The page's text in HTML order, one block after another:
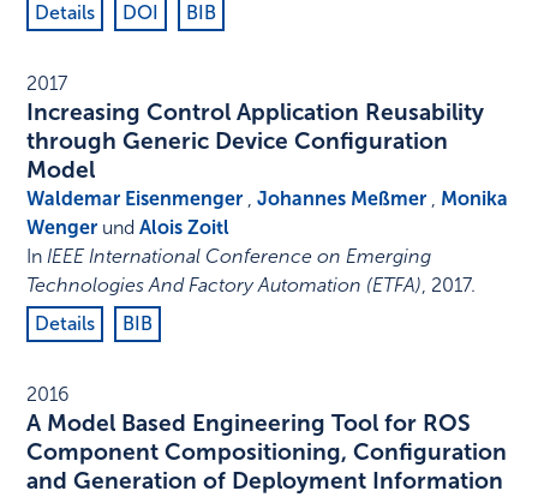
Details
DOI BIB
2017
Increasing Control Application Reusability
through Generic Device Configuration
Model
Waldemar Eisenmenger ,Johannes Meßmer , Monika
Wenger undAlois Zoitl
InIEEE International Conference on Emerging
Technologies And Factory Automation (ETFA), 2017.
Details
BIB
2016
A Model Based Engineering Tool for ROS
Component Compositioning, Configuration
and Generation of Deployment Information